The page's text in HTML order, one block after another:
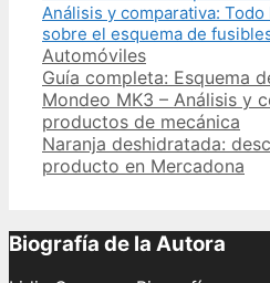
Análisis y comparativa:
sobre el esquema de
Categories
Automóviles
Post
navigation
Guía completa: Esquema
Mondeo MK3 – Análisis y
productos de mecánica
Naranja deshidratada:
producto en Mercadona
Biografía de la Autora